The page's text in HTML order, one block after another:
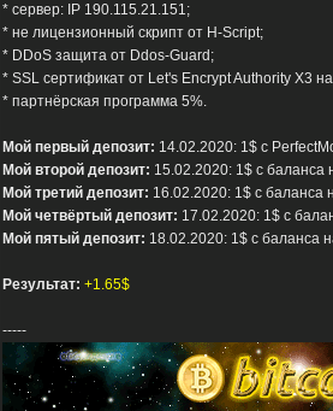
* сервер: IP 190.115.21.151;
* не лицензионный скрипт от H-Script;
* DDoS защита от Ddos-Guard;
* SSL сертификат от Let's Encrypt Authority X3
* партнёрская программа 5%.
Мой первый депозит: 14.02.2020: 1$ с
Мой второй депозит: 15.02.2020: 1$ с баланса
Мой третий депозит: 16.02.2020: 1$ с баланса
Мой четвёртый депозит: 17.02.2020: 1$ с
Мой пятый депозит: 18.02.2020: 1$ с баланса
Результат: +1.65$
-----